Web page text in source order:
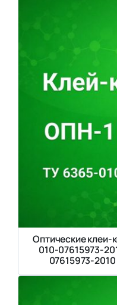
Оптические
010-07615973-
07615973-